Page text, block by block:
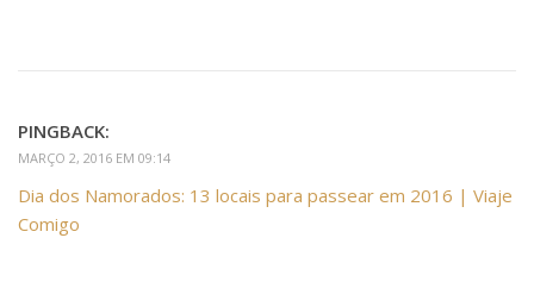
PINGBACK:
MARÇO 2, 2016 EM 09:14
Dia dos Namorados: 13 locais para passear em 2016 | Viaje
Comigo